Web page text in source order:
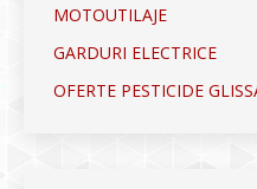
MOTOUTILAJE
GARDURI ELECTRICE
OFERTE PESTICIDE